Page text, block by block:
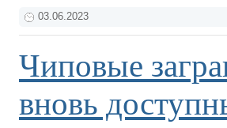
03.06.2023
Чиповые
вновь